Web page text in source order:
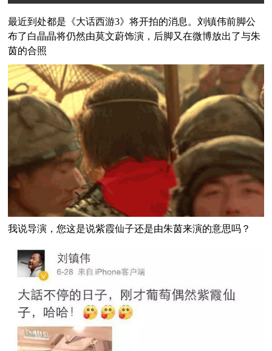
最近到处都是《大话西游3》将开拍的消息。刘镇伟前脚公
布了白晶晶将仍然由莫文蔚饰演，后脚又在微博放出了与朱
茵的合照
我说导演，您这是说紫霞仙子还是由朱茵来演的意思吗？